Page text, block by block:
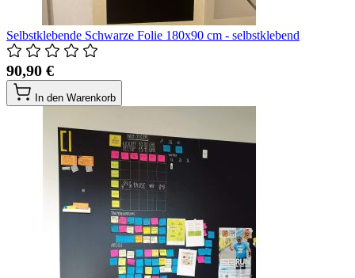
Selbstklebende Schwarze Folie 180x90 cm - selbstklebend
90,90 €
In den Warenkorb